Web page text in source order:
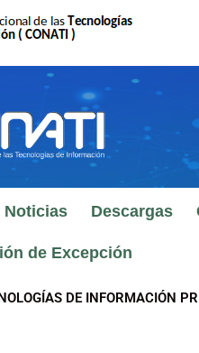
Noticias Descargas
de Excepción
DE INFORMACIÓN